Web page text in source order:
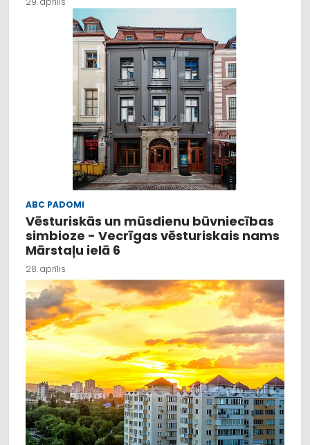
ABC PADOMI
Vēsturiskās un mūsdienu būvniecības
simbioze - Vecrīgas vēsturiskais nams
Mārstaļu ielā 6
28. aprīlis